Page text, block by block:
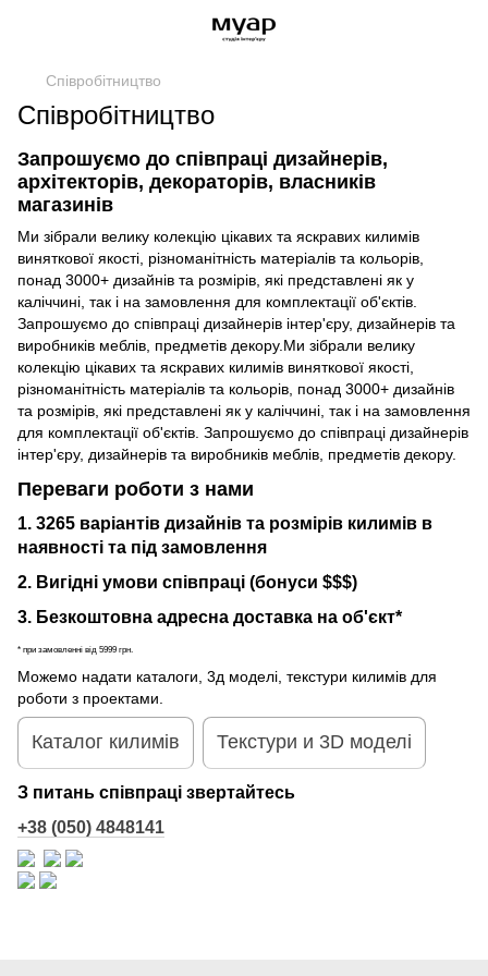
Співробітництво
Співробітництво
Запрошуємо до співпраці дизайнерів,
архітекторів, декораторів, власників
магазинів
Ми зібрали велику колекцію цікавих та яскравих килимів
виняткової якості, різноманітність матеріалів та кольорів,
понад 3000+ дизайнів та розмірів, які представлені як у
каліччині, так і на замовлення для комплектації об'єктів.
Запрошуємо до співпраці дизайнерів інтер'єру, дизайнерів та
виробників меблів, предметів декору.Ми зібрали велику
колекцію цікавих та яскравих килимів виняткової якості,
різноманітність матеріалів та кольорів, понад 3000+ дизайнів
та розмірів, які представлені як у каліччині, так і на замовлення
для комплектації об'єктів. Запрошуємо до співпраці дизайнерів
інтер'єру, дизайнерів та виробників меблів, предметів декору.
Переваги роботи з нами
1. 3265 варіантів дизайнів та розмірів килимів в
наявності та під замовлення
2. Вигідні умови співпраці (бонуси $$$)
3. Безкоштовна адресна доставка на об'єкт*
* при замовленні від 5999 грн.
Можемо надати каталоги, 3д моделі, текстури килимів для
роботи з проектами.
Каталог килимів Текстури и 3D моделі
З питань співпраці звертайтесь
+38 (050) 4848141